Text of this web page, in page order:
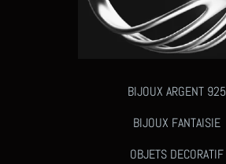
BIJOUX ARGENT 925
BIJOUX FANTAISIE
OBJETS DECORATIF